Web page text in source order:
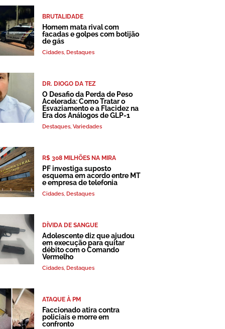
BRUTALIDADE
Homem mata rival com
facadas e golpes com botijão
de gás
Cidades, Destaques
DR. DIOGO DA TEZ
O Desafio da Perda de Peso
Acelerada: Como Tratar o
Esvaziamento e a Flacidez na
Era dos Análogos de GLP-1
Destaques, Variedades
R$ 308 MILHÕES NA MIRA
PF investiga suposto
esquema em acordo entre MT
e empresa de telefonia
Cidades, Destaques
DÍVIDA DE SANGUE
Adolescente diz que ajudou
em execução para quitar
débito com o Comando
Vermelho
Cidades, Destaques
ATAQUE À PM
Faccionado atira contra
policiais e morre em
confronto